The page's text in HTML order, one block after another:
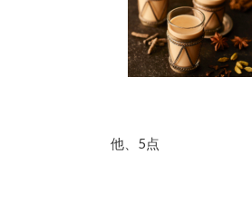
他、5点